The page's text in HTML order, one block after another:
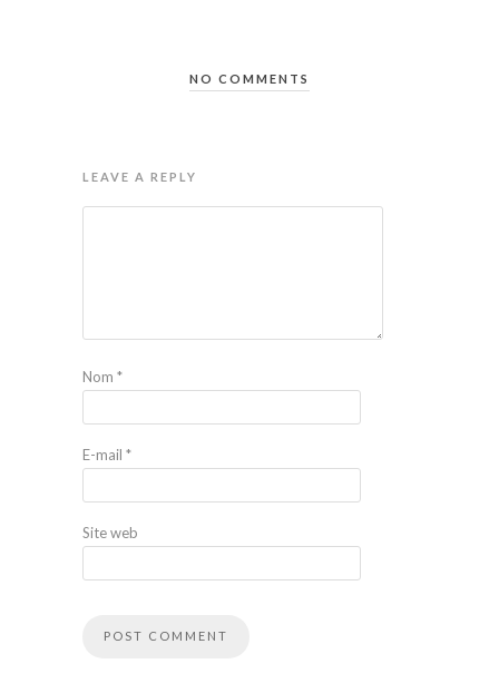
NO COMMENTS
LEAVE A REPLY
Nom *
E-mail *
Site web